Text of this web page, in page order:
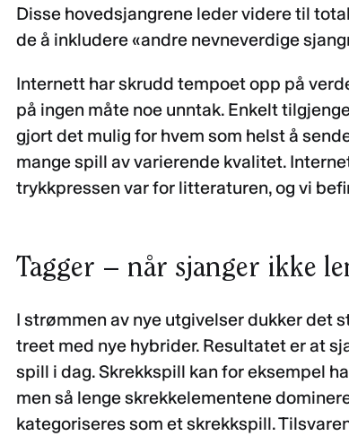
Disse hovedsjangrene leder videre til
de å inkludere «andre nevneverdige
Internett har skrudd tempoet opp på
på ingen måte noe unntak. Enkelt
gjort det mulig for hvem som helst å
mange spill av varierende kvalitet.
trykkpressen var for litteraturen, og vi
Tagger – når sjanger ikke
I strømmen av nye utgivelser dukker det
treet med nye hybrider. Resultatet er at
spill i dag. Skrekkspill kan for eksempel
men så lenge skrekkelementene
kategoriseres som et skrekkspill.